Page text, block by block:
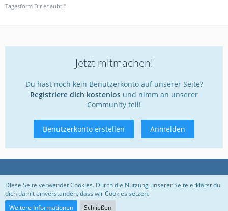
Tagesform Dir erlaubt."
Jetzt mitmachen!
Du hast noch kein Benutzerkonto auf unserer Seite?
Registriere dich kostenlos und nimm an unserer
Community teil!
Benutzerkonto erstellen Anmelden
Datenschutzerklärung Kontakt Impressum
Nutzungsbedingungen
Diese Seite verwendet Cookies. Durch die Nutzung unserer Seite erklärst du
dich damit einverstanden, dass wir Cookies setzen.
Weitere Informationen
Schließen